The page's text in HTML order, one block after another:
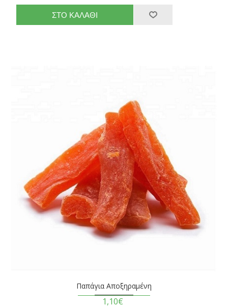
Παπάγια Αποξηραμένη
1,10€